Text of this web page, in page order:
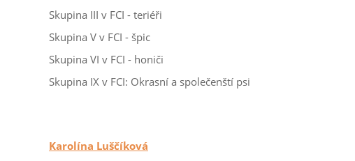
Skupina III v FCI - teriéři
Skupina V v FCI - špic
Skupina VI v FCI - honiči
Skupina IX v FCI: Okrasní a společenští psi
Karolína Luščíková